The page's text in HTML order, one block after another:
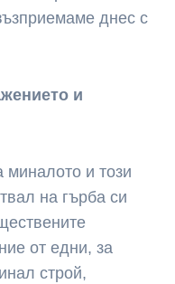
днес с
и
миналото и този
на гърба си
от едни, за
строй,